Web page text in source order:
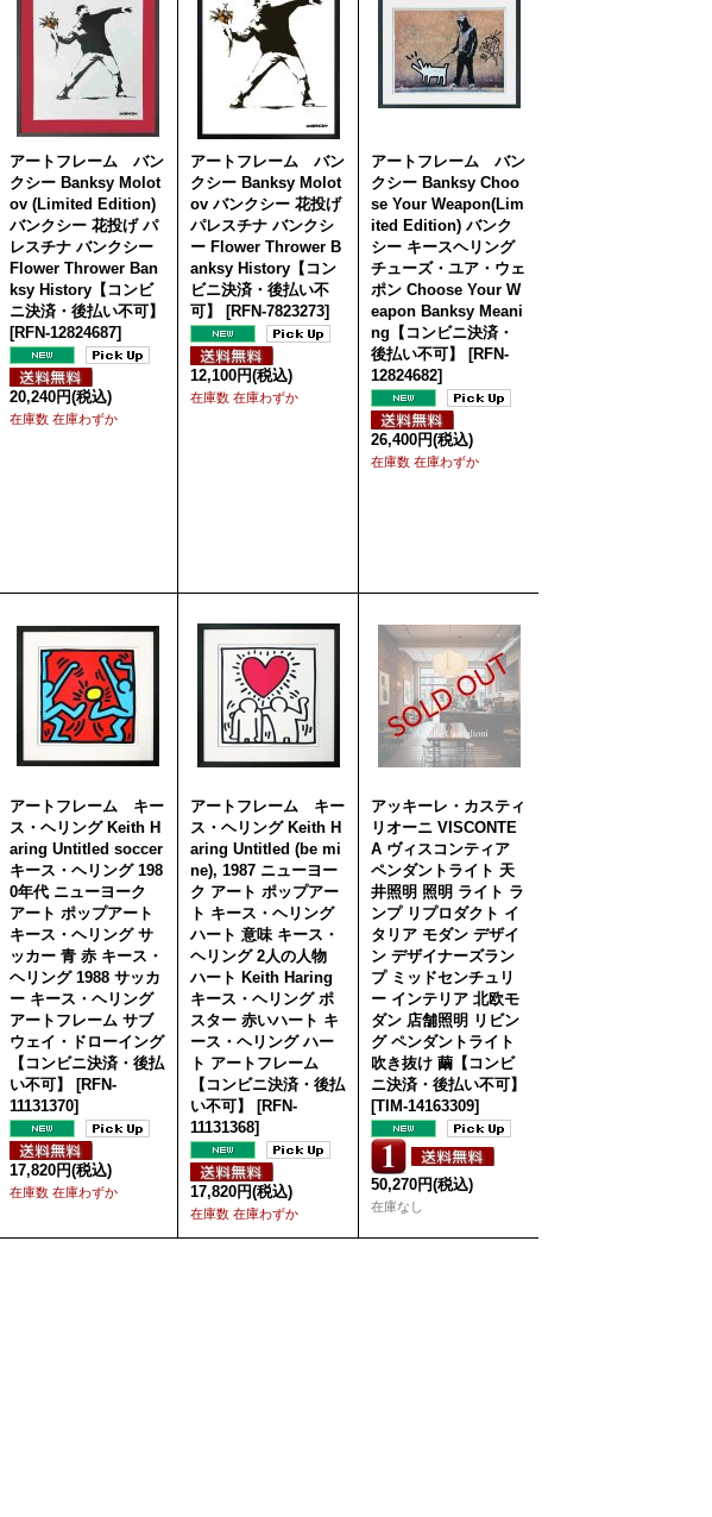
アートフレーム バン
クシー Banksy Molot
ov (Limited Edition)
バンクシー 花投げ パ
レスチナ バンクシー
Flower Thrower Ban
ksy History【コンビ
ニ決済・後払い不可】
[RFN-12824687]
20,240円(税込)
在庫数 在庫わずか
アートフレーム バン
クシー Banksy Molot
ov バンクシー 花投げ
パレスチナ バンクシ
ー Flower Thrower B
anksy History【コン
ビニ決済・後払い不
可】
[RFN-7823273]
12,100円(税込)
在庫数 在庫わずか
アートフレーム バン
クシー Banksy Choo
se Your Weapon(Lim
ited Edition) バンク
シー キースヘリング
チューズ・ユア・ウェ
ポン Choose Your W
eapon Banksy Meani
ng【コンビニ決済・
後払い不可】
[RFN-
12824682]
26,400円(税込)
在庫数 在庫わずか
アートフレーム キー
ス・ヘリング Keith H
aring Untitled soccer
キース・ヘリング 198
0年代 ニューヨーク
アート ポップアート
キース・ヘリング サ
ッカー 青 赤 キース・
ヘリング 1988 サッカ
ー キース・ヘリング
アートフレーム サブ
ウェイ・ドローイング
【コンビニ決済・後払
い不可】
[RFN-
11131370]
17,820円(税込)
在庫数 在庫わずか
アートフレーム キー
ス・ヘリング Keith H
aring Untitled (be mi
ne), 1987 ニューヨー
ク アート ポップアー
ト キース・ヘリング
ハート 意味 キース・
ヘリング 2人の人物
ハート Keith Haring
キース・ヘリング ポ
スター 赤いハート キ
ース・ヘリング ハー
ト アートフレーム
【コンビニ決済・後払
い不可】
[RFN-
11131368]
17,820円(税込)
在庫数 在庫わずか
アッキーレ・カスティ
リオーニ VISCONTE
A ヴィスコンティア
ペンダントライト 天
井照明 照明 ライト ラ
ンプ リプロダクト イ
タリア モダン デザイ
ン デザイナーズラン
プ ミッドセンチュリ
ー インテリア 北欧モ
ダン 店舗照明 リビン
グ ペンダントライト
吹き抜け 繭【コンビ
ニ決済・後払い不可】
[TIM-14163309]
50,270円(税込)
在庫なし